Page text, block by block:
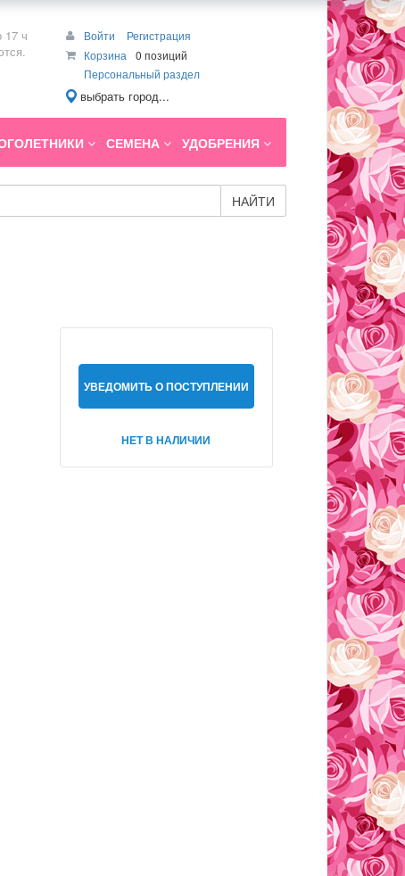
17 ч
Войти
Регистрация
Корзина
0 позиций
Персональный раздел
выбрать город...
СЕМЕНА УДОБРЕНИЯ
НАЙТИ
УВЕДОМИТЬ О ПОСТУПЛЕНИИ
НЕТ В НАЛИЧИИ